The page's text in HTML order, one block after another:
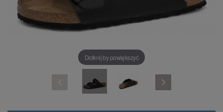
Dotknij by powiększyć